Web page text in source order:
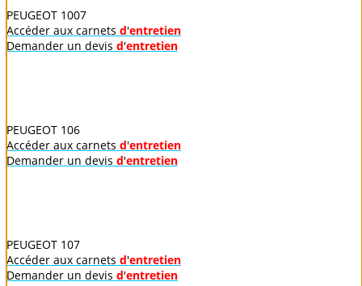
PEUGEOT 1007
Accéder aux carnets d'entretien
Demander un devis d'entretien
PEUGEOT 106
Accéder aux carnets d'entretien
Demander un devis d'entretien
PEUGEOT 107
Accéder aux carnets d'entretien
Demander un devis d'entretien